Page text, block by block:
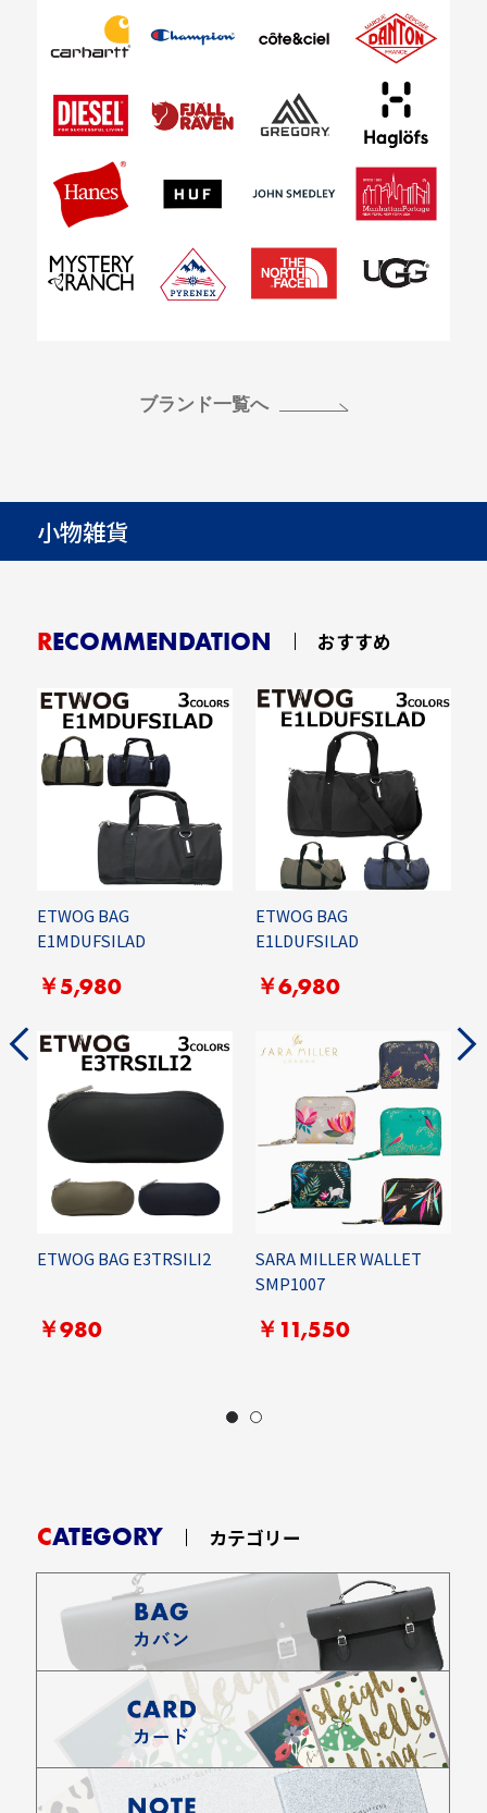
ブランド一覧へ
小物雑貨
RECOMMENDATION おすすめ
ETWOG BAG
E1MDUFSILAD
￥5,980
ETWOG BAG
E1LDUFSILAD
￥6,980
ETWOG BAG E3TRSILI2
￥980
SARA MILLER WALLET
SMP1007
￥11,550
CATEGORY カテゴリー